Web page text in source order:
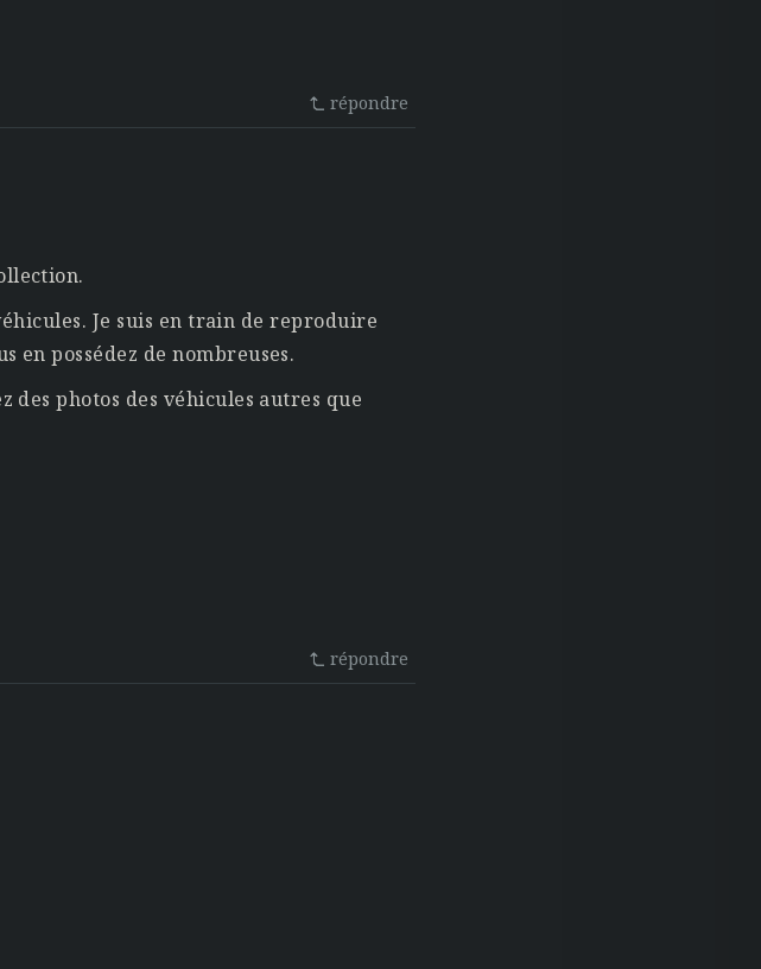
répondre
Je suis en train de reproduire
en possédez de nombreuses.
des photos des véhicules autres que
répondre